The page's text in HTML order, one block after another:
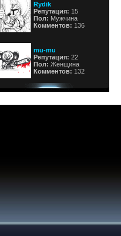
Rydik
Репутация: 15
Пол: Мужчина
Комментов: 136
mu-mu
Репутация: 22
Пол: Женщина
Комментов: 132